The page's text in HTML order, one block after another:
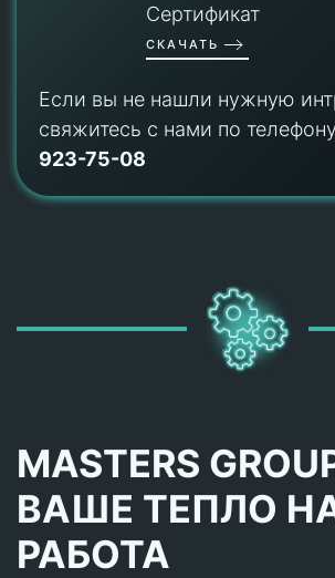
Сертификат
СКАЧАТЬ
Если вы не нашли нужную
свяжитесь с нами по телефону
923-75-08
MASTERS
ВАШЕ ТЕПЛО
РАБОТА